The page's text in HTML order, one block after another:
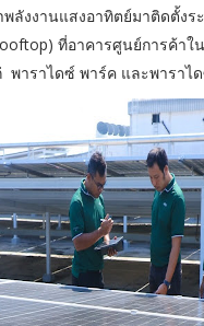
พลังงานแสงอาทิตย์มาติดตั้ง
ที่อาคารศูนย์การค้าใน
าราไดซ์ พาร์ค และพาราไ